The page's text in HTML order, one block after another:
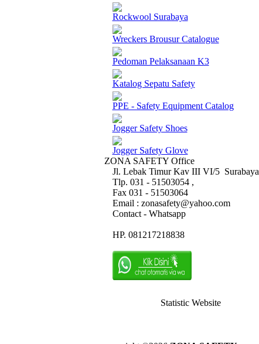
Rockwool Surabaya
Wreckers Brousur Catalogue
Pedoman Pelaksanaan K3
Katalog Sepatu Safety
PPE - Safety Equipment Catalog
Jogger Safety Shoes
Jogger Safety Glove
ZONA SAFETY Office
Jl. Lebak Timur Kav III VI/5 Surabaya
Tlp. 031 - 51503054 ,
Fax 031 - 51503064
Email : zonasafety@yahoo.com
Contact - Whatsapp
HP. 081217218838
Statistic Website